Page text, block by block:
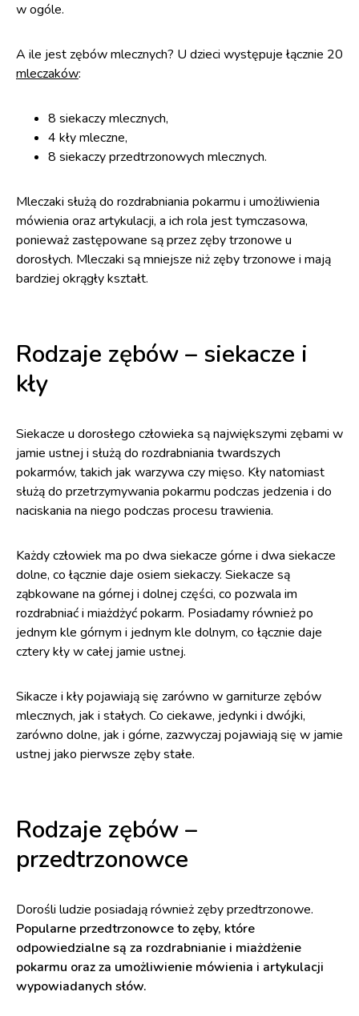
w ogóle.
A ile jest zębów mlecznych? U dzieci występuje łącznie 20
mleczaków:
8 siekaczy mlecznych,
4 kły mleczne,
8 siekaczy przedtrzonowych mlecznych.
Mleczaki służą do rozdrabniania pokarmu i umożliwienia
mówienia oraz artykulacji, a ich rola jest tymczasowa,
ponieważ zastępowane są przez zęby trzonowe u
dorosłych. Mleczaki są mniejsze niż zęby trzonowe i mają
bardziej okrągły kształt.
Rodzaje zębów – siekacze i
kły
Siekacze u dorosłego człowieka są największymi zębami w
jamie ustnej i służą do rozdrabniania twardszych
pokarmów, takich jak warzywa czy mięso. Kły natomiast
służą do przetrzymywania pokarmu podczas jedzenia i do
naciskania na niego podczas procesu trawienia.
Każdy człowiek ma po dwa siekacze górne i dwa siekacze
dolne, co łącznie daje osiem siekaczy. Siekacze są
ząbkowane na górnej i dolnej części, co pozwala im
rozdrabniać i miażdżyć pokarm. Posiadamy również po
jednym kle górnym i jednym kle dolnym, co łącznie daje
cztery kły w całej jamie ustnej.
Sikacze i kły pojawiają się zarówno w garniturze zębów
mlecznych, jak i stałych. Co ciekawe, jedynki i dwójki,
zarówno dolne, jak i górne, zazwyczaj pojawiają się w jamie
ustnej jako pierwsze zęby stałe.
Rodzaje zębów –
przedtrzonowce
Dorośli ludzie posiadają również zęby przedtrzonowe.
Popularne przedtrzonowce to zęby, które
odpowiedzialne są za rozdrabnianie i miażdżenie
pokarmu oraz za umożliwienie mówienia i artykulacji
wypowiadanych słów.